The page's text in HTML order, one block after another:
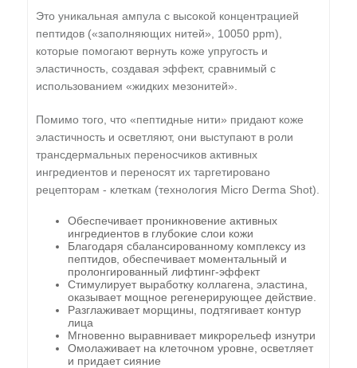
Это уникальная ампула с высокой концентрацией
пептидов («заполняющих нитей», 10050 ppm),
которые помогают вернуть коже упругость и
эластичность, создавая эффект, сравнимый с
использованием «жидких мезонитей».
Помимо того, что «пептидные нити» придают коже
эластичность и осветляют, они выступают в роли
трансдермальных переносчиков активных
ингредиентов и переносят их таргетировано
рецепторам - клеткам (технология Micro Derma Shot).
Обеспечивает проникновение активных
ингредиентов в глубокие слои кожи
Благодаря сбалансированному комплексу из
пептидов, обеспечивает моментальный и
пролонгированный лифтинг-эффект
Стимулирует выработку коллагена, эластина,
оказывает мощное регенерирующее действие.
Разглаживает морщины, подтягивает контур
лица
Мгновенно выравнивает микрорельеф изнутри
Омолаживает на клеточном уровне, осветляет
и придает сияние